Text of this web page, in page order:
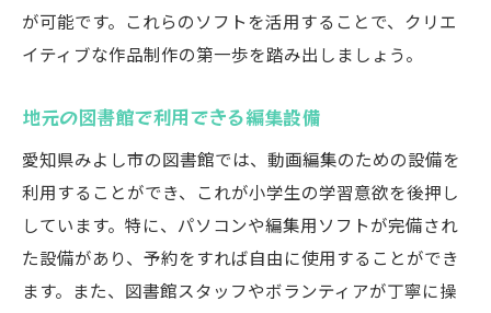
が可能です。これらのソフトを活用することで、クリエ
イティブな作品制作の第一歩を踏み出しましょう。
地元の図書館で利用できる編集設備
愛知県みよし市の図書館では、動画編集のための設備を
利用することができ、これが小学生の学習意欲を後押し
しています。特に、パソコンや編集用ソフトが完備され
た設備があり、予約をすれば自由に使用することができ
ます。また、図書館スタッフやボランティアが丁寧に操